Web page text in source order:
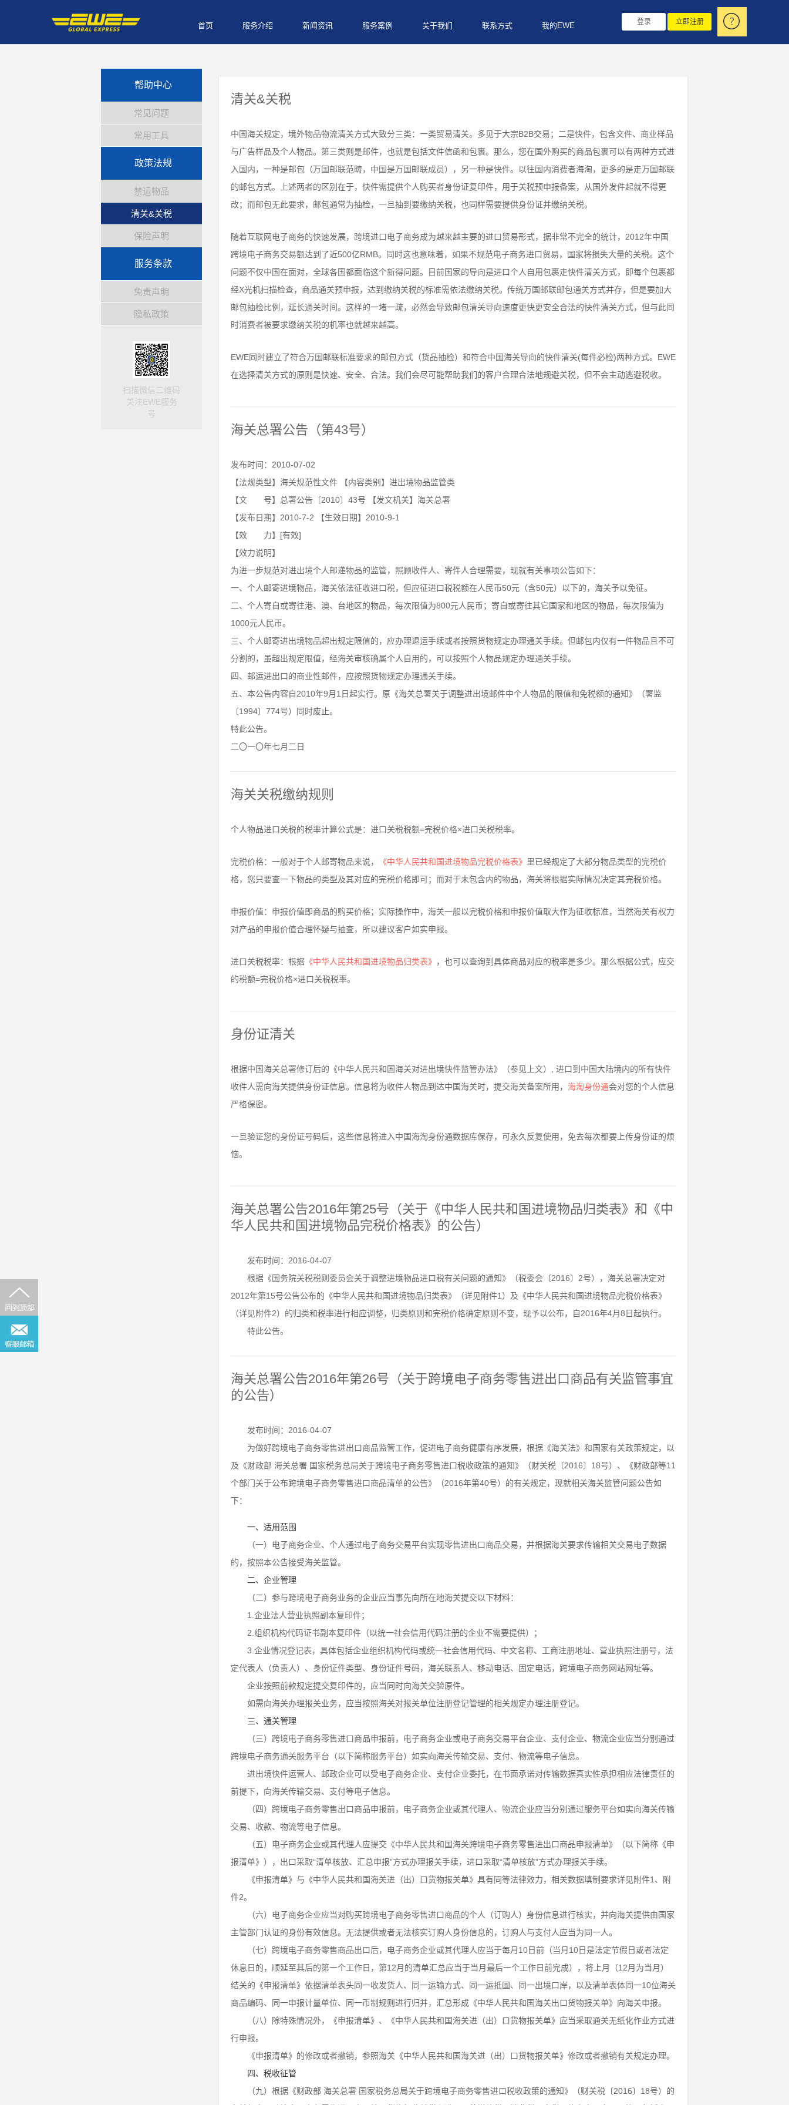
首页 服务介绍 新闻资讯 服务案例 关于我们 联系方式 我的EWE 登录 立即注册
帮助中心
常见问题
常用工具
政策法规
禁运物品
清关&关税
保险声明
服务条款
免责声明
隐私政策
扫描微信二维码
关注EWE服务
号
清关&关税
中国海关规定，境外物品物流清关方式大致分三类：一类贸易清关。多见于大宗B2B交易；二是快件，包含文件、商业样品
与广告样品及个人物品。第三类则是邮件，也就是包括文件信函和包裹。那么，您在国外购买的商品包裹可以有两种方式进
入国内，一种是邮包（万国邮联范畴，中国是万国邮联成员），另一种是快件。以往国内消费者海淘，更多的是走万国邮联
的邮包方式。上述两者的区别在于，快件需提供个人购买者身份证复印件，用于关税预申报备案，从国外发件起就不得更
改；而邮包无此要求，邮包通常为抽检，一旦抽到要缴纳关税，也同样需要提供身份证并缴纳关税。
随着互联网电子商务的快速发展，跨境进口电子商务成为越来越主要的进口贸易形式，据非常不完全的统计，2012年中国
跨境电子商务交易额达到了近500亿RMB。同时这也意味着，如果不规范电子商务进口贸易，国家将损失大量的关税。这个
问题不仅中国在面对，全球各国都面临这个新得问题。目前国家的导向是进口个人自用包裹走快件清关方式，即每个包裹都
经X光机扫描检查，商品通关预申报，达到缴纳关税的标准需依法缴纳关税。传统万国邮联邮包通关方式并存，但是要加大
邮包抽检比例，延长通关时间。这样的一堵一疏，必然会导致邮包清关导向速度更快更安全合法的快件清关方式，但与此同
时消费者被要求缴纳关税的机率也就越来越高。
EWE同时建立了符合万国邮联标准要求的邮包方式（货品抽检）和符合中国海关导向的快件清关(每件必检)两种方式。EWE
在选择清关方式的原则是快速、安全、合法。我们会尽可能帮助我们的客户合理合法地规避关税，但不会主动逃避税收。
海关总署公告（第43号）
发布时间：2010-07-02
【法规类型】海关规范性文件 【内容类别】进出境物品监管类
【文 号】总署公告〔2010〕43号 【发文机关】海关总署
【发布日期】2010-7-2 【生效日期】2010-9-1
【效 力】[有效]
【效力说明】
为进一步规范对进出境个人邮递物品的监管，照顾收件人、寄件人合理需要，现就有关事项公告如下：
一、个人邮寄进境物品，海关依法征收进口税，但应征进口税税额在人民币50元（含50元）以下的，海关予以免征。
二、个人寄自或寄往港、澳、台地区的物品，每次限值为800元人民币；寄自或寄往其它国家和地区的物品，每次限值为
1000元人民币。
三、个人邮寄进出境物品超出规定限值的，应办理退运手续或者按照货物规定办理通关手续。但邮包内仅有一件物品且不可
分割的，虽超出规定限值，经海关审核确属个人自用的，可以按照个人物品规定办理通关手续。
四、邮运进出口的商业性邮件，应按照货物规定办理通关手续。
五、本公告内容自2010年9月1日起实行。原《海关总署关于调整进出境邮件中个人物品的限值和免税额的通知》（署监
〔1994〕774号）同时废止。
特此公告。
二〇一〇年七月二日
海关关税缴纳规则
个人物品进口关税的税率计算公式是：进口关税税额=完税价格×进口关税税率。
完税价格：一般对于个人邮寄物品来说， 《中华人民共和国进境物品完税价格表》 里已经规定了大部分物品类型的完税价
格，您只要查一下物品的类型及其对应的完税价格即可；而对于未包含内的物品，海关将根据实际情况决定其完税价格。
申报价值：申报价值即商品的购买价格；实际操作中，海关一般以完税价格和申报价值取大作为征收标准，当然海关有权力
对产品的申报价值合理怀疑与抽查，所以建议客户如实申报。
进口关税税率：根据 《中华人民共和国进境物品归类表》 ，也可以查询到具体商品对应的税率是多少。那么根据公式，应交
的税额=完税价格×进口关税税率。
身份证清关
根据中国海关总署修订后的《中华人民共和国海关对进出境快件监管办法》（参见上文）, 进口到中国大陆境内的所有快件
收件人需向海关提供身份证信息。信息将为收件人物品到达中国海关时，提交海关备案所用， 海淘身份通会对您的个人信息
严格保密。
一旦验证您的身份证号码后，这些信息将进入中国海淘身份通数据库保存，可永久反复使用，免去每次都要上传身份证的烦
恼。
海关总署公告2016年第25号（关于《中华人民共和国进境物品归类表》和《中
华人民共和国进境物品完税价格表》的公告）
发布时间：2016-04-07
根据《国务院关税税则委员会关于调整进境物品进口税有关问题的通知》（税委会〔2016〕2号），海关总署决定对
2012年第15号公告公布的《中华人民共和国进境物品归类表》（详见附件1）及《中华人民共和国进境物品完税价格表》
（详见附件2）的归类和税率进行相应调整，归类原则和完税价格确定原则不变，现予以公布，自2016年4月8日起执行。
特此公告。
海关总署公告2016年第26号（关于跨境电子商务零售进出口商品有关监管事宜
的公告）
发布时间：2016-04-07
为做好跨境电子商务零售进出口商品监管工作，促进电子商务健康有序发展，根据《海关法》和国家有关政策规定，以
及《财政部 海关总署 国家税务总局关于跨境电子商务零售进口税收政策的通知》（财关税〔2016〕18号）、《财政部等11
个部门关于公布跨境电子商务零售进口商品清单的公告》（2016年第40号）的有关规定，现就相关海关监管问题公告如
下：
一、适用范围
（一）电子商务企业、个人通过电子商务交易平台实现零售进出口商品交易，并根据海关要求传输相关交易电子数据
的，按照本公告接受海关监管。
二、企业管理
（二）参与跨境电子商务业务的企业应当事先向所在地海关提交以下材料：
1.企业法人营业执照副本复印件；
2.组织机构代码证书副本复印件（以统一社会信用代码注册的企业不需要提供）；
3.企业情况登记表，具体包括企业组织机构代码或统一社会信用代码、中文名称、工商注册地址、营业执照注册号，法
定代表人（负责人）、身份证件类型、身份证件号码，海关联系人、移动电话、固定电话，跨境电子商务网站网址等。
企业按照前款规定提交复印件的，应当同时向海关交验原件。
如需向海关办理报关业务，应当按照海关对报关单位注册登记管理的相关规定办理注册登记。
三、通关管理
（三）跨境电子商务零售进口商品申报前，电子商务企业或电子商务交易平台企业、支付企业、物流企业应当分别通过
跨境电子商务通关服务平台（以下简称服务平台）如实向海关传输交易、支付、物流等电子信息。
进出境快件运营人、邮政企业可以受电子商务企业、支付企业委托，在书面承诺对传输数据真实性承担相应法律责任的
前提下，向海关传输交易、支付等电子信息。
（四）跨境电子商务零售出口商品申报前，电子商务企业或其代理人、物流企业应当分别通过服务平台如实向海关传输
交易、收款、物流等电子信息。
（五）电子商务企业或其代理人应提交《中华人民共和国海关跨境电子商务零售进出口商品申报清单》（以下简称《申
报清单》），出口采取“清单核放、汇总申报”方式办理报关手续，进口采取“清单核放”方式办理报关手续。
《申报清单》与《中华人民共和国海关进（出）口货物报关单》具有同等法律效力，相关数据填制要求详见附件1、附
件2。
（六）电子商务企业应当对购买跨境电子商务零售进口商品的个人（订购人）身份信息进行核实，并向海关提供由国家
主管部门认证的身份有效信息。无法提供或者无法核实订购人身份信息的，订购人与支付人应当为同一人。
（七）跨境电子商务零售商品出口后，电子商务企业或其代理人应当于每月10日前（当月10日是法定节假日或者法定
休息日的，顺延至其后的第一个工作日，第12月的清单汇总应当于当月最后一个工作日前完成），将上月（12月为当月）
结关的《申报清单》依据清单表头同一收发货人、同一运输方式、同一运抵国、同一出境口岸，以及清单表体同一10位海关
商品编码、同一申报计量单位、同一币制规则进行归并，汇总形成《中华人民共和国海关出口货物报关单》向海关申报。
（八）除特殊情况外，《申报清单》、《中华人民共和国海关进（出）口货物报关单》应当采取通关无纸化作业方式进
行申报。
《申报清单》的修改或者撤销，参照海关《中华人民共和国海关进（出）口货物报关单》修改或者撤销有关规定办理。
四、税收征管
（九）根据《财政部 海关总署 国家税务总局关于跨境电子商务零售进口税收政策的通知》（财关税〔2016〕18号）的